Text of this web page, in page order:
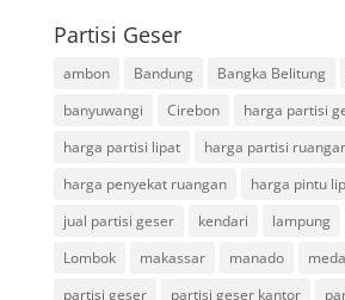
Partisi Geser
ambon Bandung Bangka Belitung
banyuwangi
Cirebon
harga partisi
harga partisi lipat
harga partisi
harga penyekat ruangan
harga pintu
jual partisi geser
kendari lampung
Lombok
makassar manado
partisi geser
partisi geser kantor